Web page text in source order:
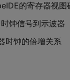
的寄存器视图
钟信号到示波器
时钟的倍增关系